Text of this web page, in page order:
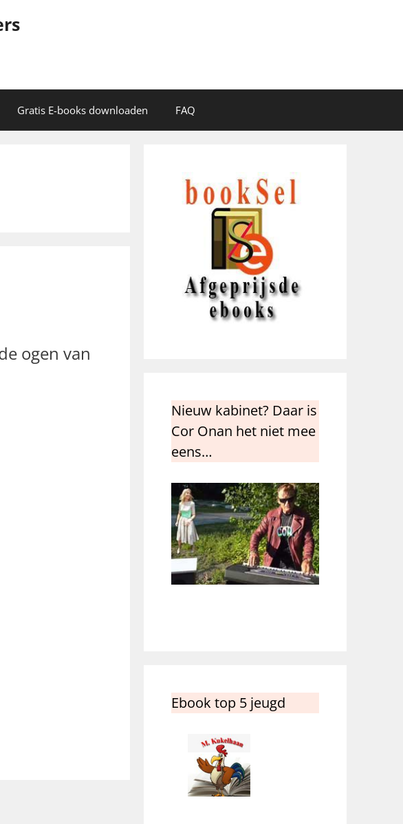
Gratis E-books downloaden FAQ
ogen van
Nieuw kabinet? Daar is
Cor Onan het niet mee
eens…
Ebook top 5 jeugd